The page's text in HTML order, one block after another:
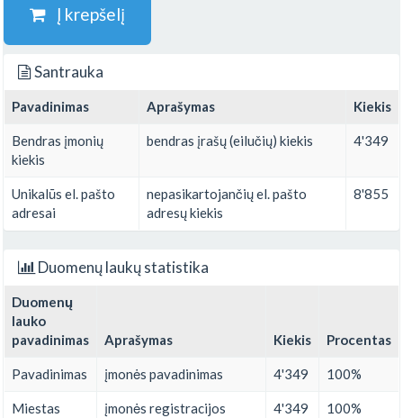
Į krepšelį
Santrauka
Pavadinimas Aprašymas Kiekis
Bendras įmonių
kiekis
bendras įrašų (eilučių) kiekis 4'349
Unikalūs el. pašto
adresai
nepasikartojančių el. pašto
adresų kiekis
8'855
Duomenų laukų statistika
Duomenų
lauko
pavadinimas
Aprašymas Kiekis Procentas
Pavadinimas įmonės pavadinimas 4'349 100%
Miestas
įmonės registracijos
4'349 100%